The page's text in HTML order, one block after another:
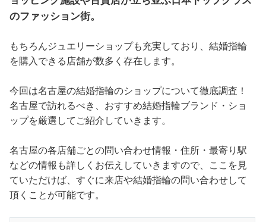
のファッション街。
もちろんジュエリーショップも充実しており、結婚指輪
を購入できる店舗が数多く存在します。
今回は名古屋の結婚指輪のショップについて徹底調査！
名古屋で訪れるべき、おすすめ結婚指輪ブランド・ショ
ップを厳選してご紹介していきます。
名古屋の各店舗ごとの問い合わせ情報・住所・最寄り駅
などの情報も詳しくお伝えしていきますので、ここを見
ていただけば、すぐに来店や結婚指輪の問い合わせして
頂くことが可能です。